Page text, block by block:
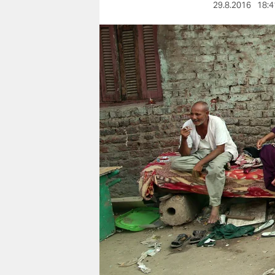
nord
wahrheit
verlag
verlag
veranstaltungen
shop
fragen & hilfe
unterstützen
abo
genossenschaft
29.8.2016